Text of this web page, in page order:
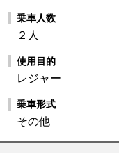
乗車人数
２人
使用目的
レジャー
乗車形式
その他